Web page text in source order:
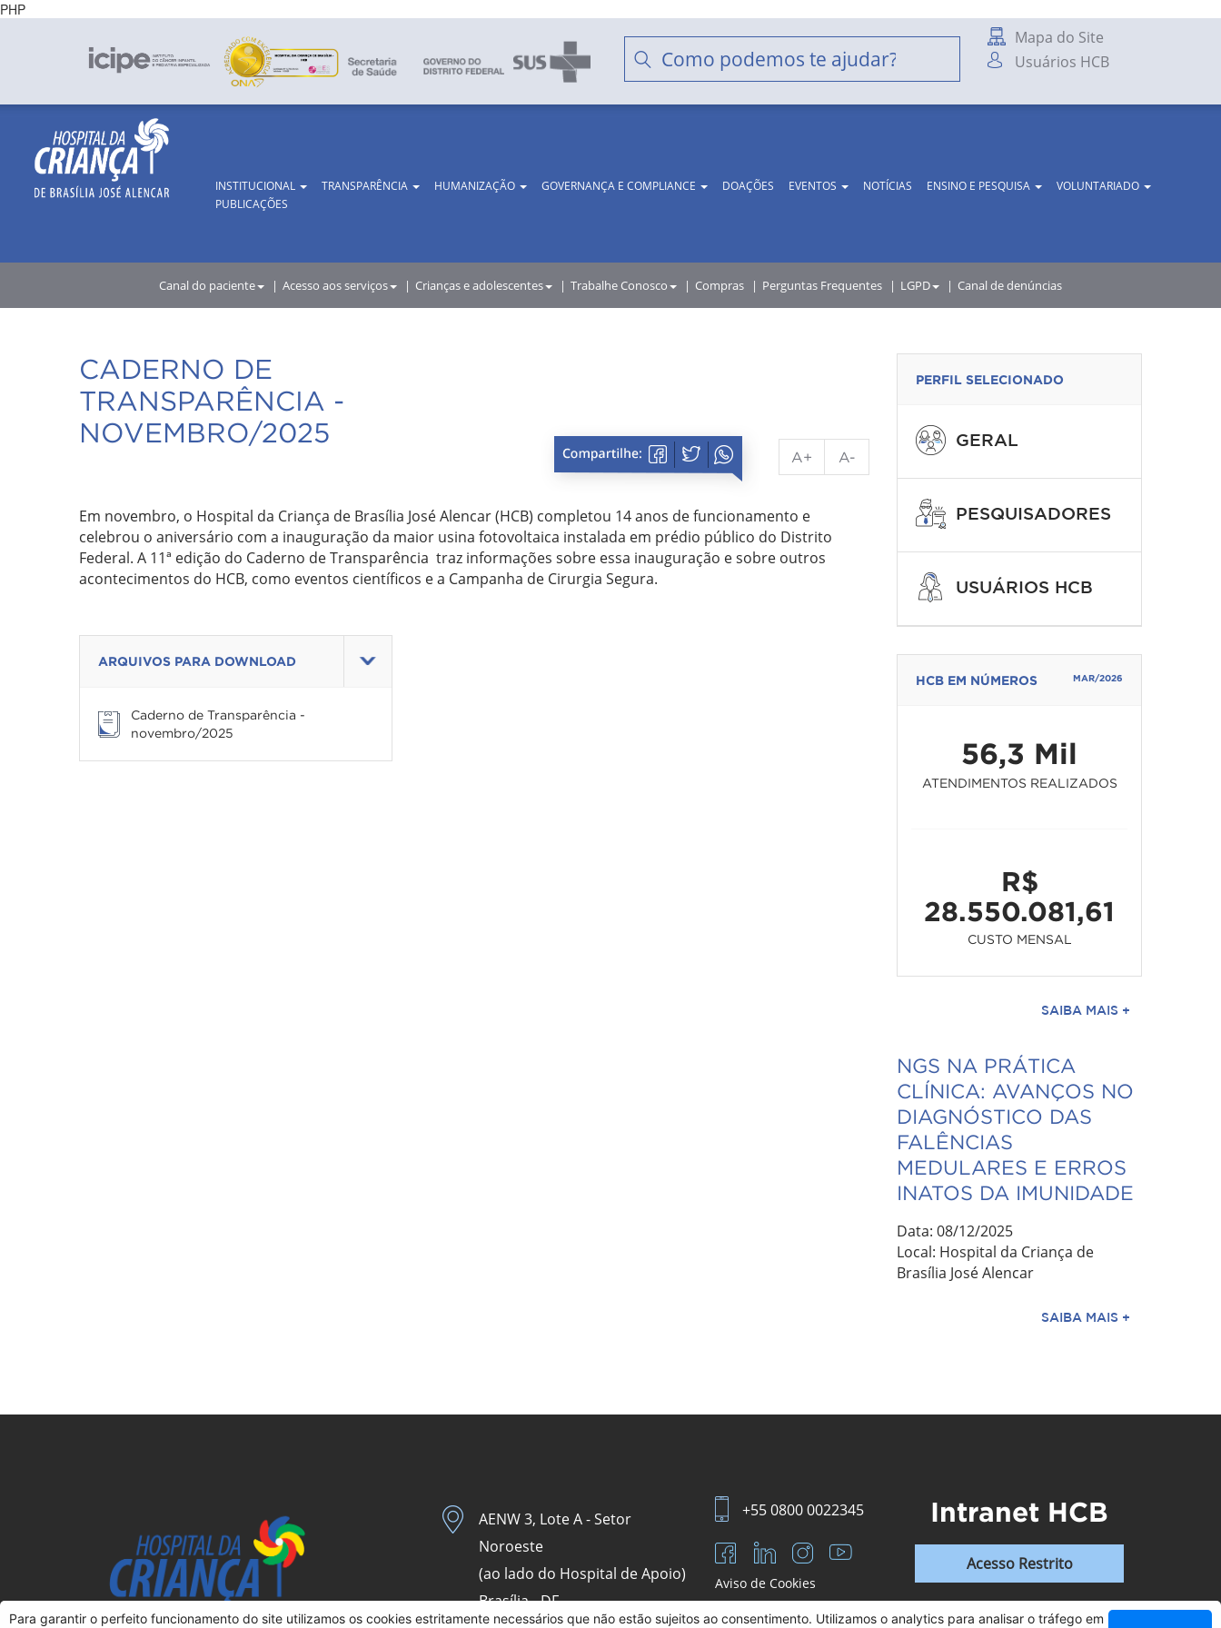
PHP
Mapa do Site
Usuários HCB
INSTITUCIONAL TRANSPARÊNCIA HUMANIZAÇÃO GOVERNANÇA E COMPLIANCE DOAÇÕES EVENTOS NOTÍCIAS ENSINO E PESQUISA
VOLUNTARIADO
PUBLICAÇÕES
Canal do paciente Acesso aos serviços Crianças e adolescentes Trabalhe Conosco Compras Perguntas Frequentes LGPD Canal de denúncias
CADERNO DE
TRANSPARÊNCIA -
NOVEMBRO/2025
A+ A-
Em novembro, o Hospital da Criança de Brasília José Alencar (HCB) completou 14 anos de funcionamento e
celebrou o aniversário com a inauguração da maior usina fotovoltaica instalada em prédio público do Distrito
Federal. A 11ª edição do Caderno de Transparência traz informações sobre essa inauguração e sobre outros
acontecimentos do HCB, como eventos científicos e a Campanha de Cirurgia Segura.
ARQUIVOS PARA DOWNLOAD
Caderno de Transparência -
novembro/2025
PERFIL SELECIONADO
GERAL
PESQUISADORES
USUÁRIOS HCB
HCB EM NÚMEROS MAR/2026
56,3 Mil
ATENDIMENTOS REALIZADOS
R$
28.550.081,61
CUSTO MENSAL
SAIBA MAIS +
NGS NA PRÁTICA
CLÍNICA: AVANÇOS NO
DIAGNÓSTICO DAS
FALÊNCIAS
MEDULARES E ERROS
INATOS DA IMUNIDADE
Data: 08/12/2025
Local: Hospital da Criança de
Brasília José Alencar
SAIBA MAIS +
AENW 3, Lote A - Setor
Noroeste
(ao lado do Hospital de Apoio)
Brasília - DF.
+55 0800 0022345
Aviso de Cookies
Intranet HCB
Acesso Restrito
Para garantir o perfeito funcionamento do site utilizamos os cookies estritamente necessários que não estão sujeitos ao consentimento. Utilizamos o analytics para analisar o tráfego em